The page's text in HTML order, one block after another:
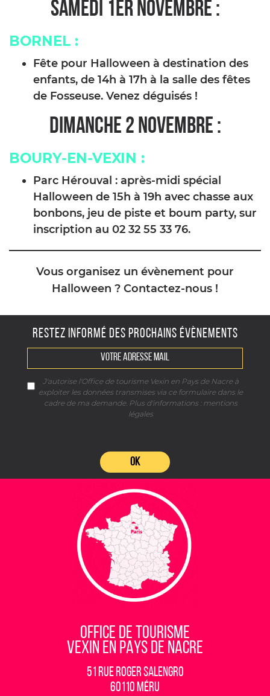
SAMEDI 1er NOVEMBRE :
BORNEL :
Fête pour Halloween à destination des
enfants, de 14h à 17h à la salle des fêtes
de Fosseuse. Venez déguisés !
DIMANCHE 2 NOVEMBRE :
BOURY-EN-VEXIN :
Parc Hérouval : après-midi spécial
Halloween de 15h à 19h avec chasse aux
bonbons, jeu de piste et boum party, sur
inscription au 02 32 55 33 76.
Vous organisez un évènement pour
Halloween ? Contactez-nous !
RESTEZ INFORMÉ DES PROCHAINS ÉVÈNEMENTS
J'autorise l'Office de tourisme Vexin en Pays de Nacre à
exploiter les données transmises via ce formulaire dans le
cadre de ma demande. Plus d'informations : mentions
légales
OK
OFFICE DE TOURISME
VEXIN EN PAYS DE NACRE
51 rue Roger Salengro
60110 Méru